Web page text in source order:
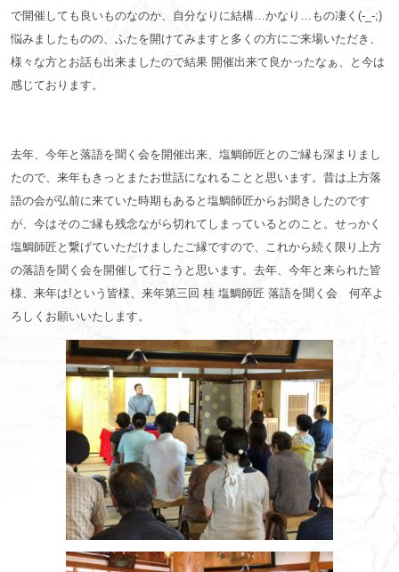
で開催しても良いものなのか、自分なりに結構…かなり…もの凄く(-_-;)
悩みましたものの、ふたを開けてみますと多くの方にご来場いただき、
様々な方とお話も出来ましたので結果 開催出来て良かったなぁ、と今は
感じております。
去年、今年と落語を聞く会を開催出来、塩鯛師匠とのご縁も深まりまし
たので、来年もきっとまたお世話になれることと思います。昔は上方落
語の会が弘前に来ていた時期もあると塩鯛師匠からお聞きしたのです
が、今はそのご縁も残念ながら切れてしまっているとのこと。せっかく
塩鯛師匠と繋げていただけましたご縁ですので、これから続く限り上方
の落語を聞く会を開催して行こうと思います。去年、今年と来られた皆
様、来年は!という皆様、来年第三回 桂 塩鯛師匠 落語を聞く会 何卒よ
ろしくお願いいたします。